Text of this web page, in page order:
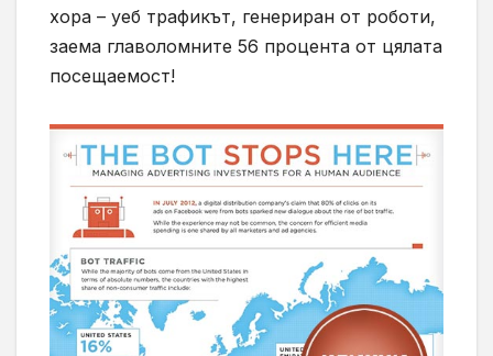
хора – уеб трафикът, генериран от роботи,
заема главоломните 56 процента от цялата
посещаемост!